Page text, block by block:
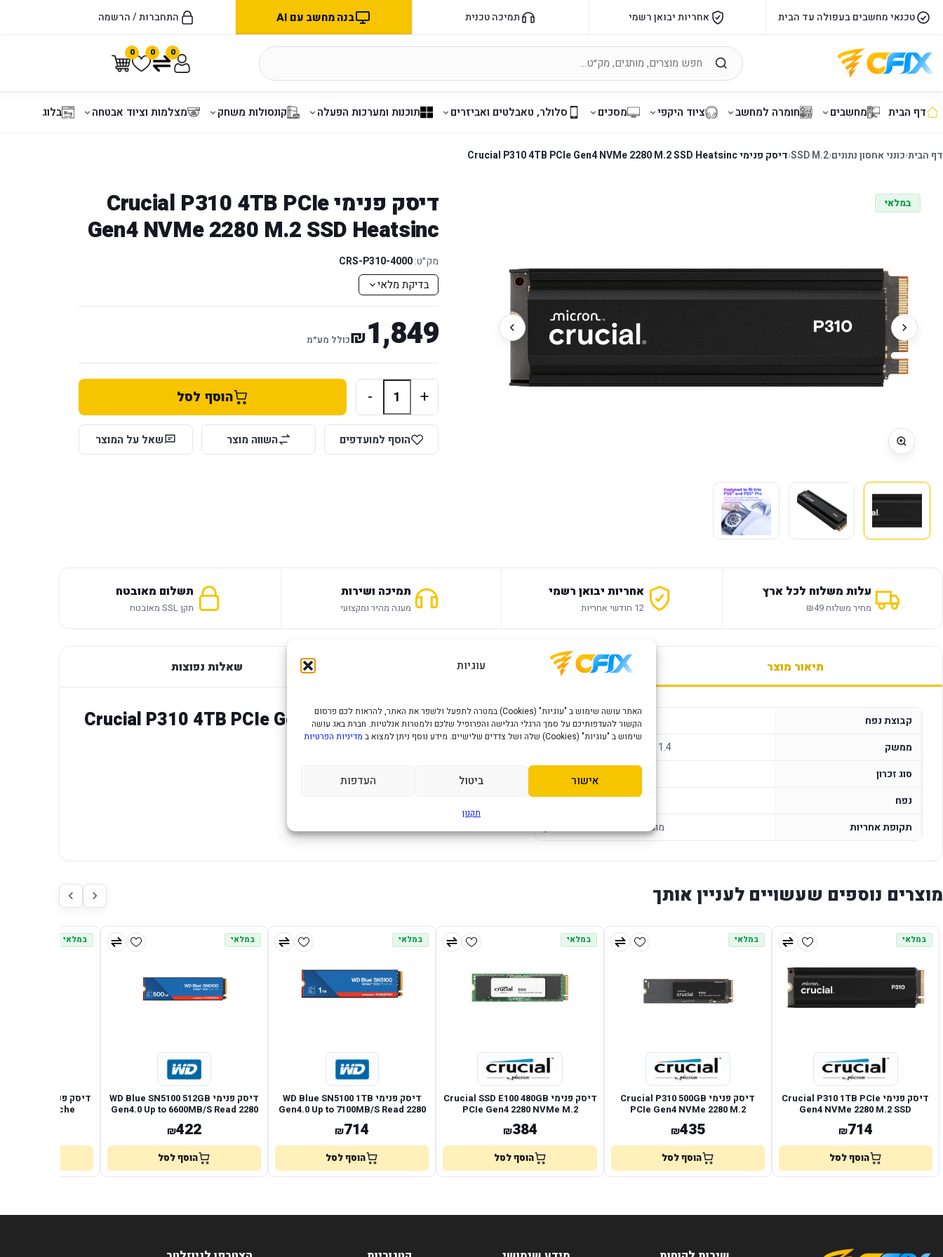
עוגיות
האתר עושה שימוש ב "עוגיות" (Cookies) במטרה לתפעל ולשפר את האתר, להראות לכם פרסום
הקשור להעדפותיכם על סמך הרגלי הגלישה והפרופיל שלכם ולמטרות אנלטיות. חברת באג עושה
שימוש ב "עוגיות" (Cookies) שלה ושל צדדים שלישיים. מידע נוסף ניתן למצוא ב
מדיניות הפרטיות
אישור ביטול העדפות
תקנון
טכנאי מחשבים בעפולה עד הבית אחריות יבואן רשמי תמיכה טכנית בנה מחשב עם AI התחברות / הרשמה
0 0 0
דף הבית מחשבים חומרה למחשב ציוד היקפי מסכים סלולר, טאבלטים ואביזרים תוכנות ומערכות הפעלה קונסולות משחק מצלמות וציוד אבטחה בלוג
דף הבית‹כונני אחסון נתונים‹
SSD M.2
‹דיסק פנימי Crucial P310 4TB PCIe Gen4 NVMe 2280 M.2 SSD Heatsinc
במלאי
דיסק פנימי Crucial P310 4TB PCIe
Gen4 NVMe 2280 M.2 SSD Heatsinc
מק״ט:CRS-P310-4000
בדיקת מלאי
1,849
₪כולל מע״מ
+
- הוסף לסל
הוסף למועדפים השווה מוצר שאל על המוצר
עלות משלוח לכל ארץ
מחיר משלוח ₪49
אחריות יבואן רשמי
12 חודשי אחריות
תמיכה ושירות
מענה מהיר ומקצועי
תשלום מאובטח
תקן SSL מאובטח
תיאור מוצר מפרט טכני שאלות נפוצות
קבוצת נפח
4TB
ממשק
PCI-Express 4.0 x4, NVMe 1.4
סוג זכרון
נפח
4TB
תקופת אחריות
מוגבלת ל-5 שנים לפי אתר יצרן
דיסק פנימי Crucial P310 4TB PCIe Gen4 NVMe 2280
M.2 SSD Heatsinc
פרטי המוצר יעודכנו בקרוב.
מוצרים נוספים שעשויים לעניין אותך
במלאי
דיסק פנימי Crucial P310 1TB PCIe
Gen4 NVMe 2280 M.2 SSD
Heatsinc
₪714
הוסף לסל
במלאי
דיסק פנימי Crucial P310 500GB
PCIe Gen4 NVMe 2280 M.2
₪435
הוסף לסל
במלאי
דיסק פנימי Crucial SSD E100 480GB
PCIe Gen4 2280 NVMe M.2
₪384
הוסף לסל
במלאי
דיסק פנימי WD Blue SN5100 1TB
Gen4.0 Up to 7100MB/S Read 2280
₪714
הוסף לסל
במלאי
דיסק פנימי WD Blue SN5100 512GB
Gen4.0 Up to 6600MB/S Read 2280
₪422
הוסף לסל
במלאי
256MB Cache